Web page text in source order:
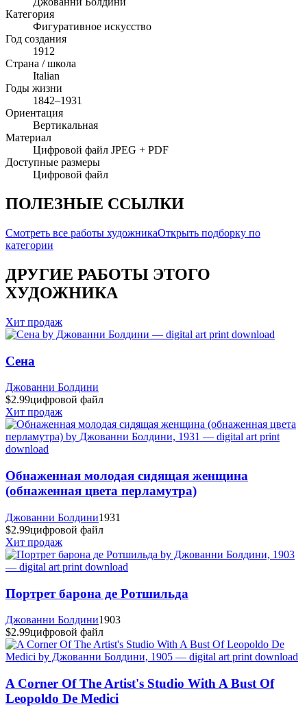
Категория
Фигуративное искусство
Год создания
1912
Страна / школа
Italian
Годы жизни
1842–1931
Ориентация
Вертикальная
Материал
Цифровой файл JPEG + PDF
Доступные размеры
Цифровой файл
ПОЛЕЗНЫЕ ССЫЛКИ
Смотреть все работы художникаОткрыть подборку по
категории
ДРУГИЕ РАБОТЫ ЭТОГО
ХУДОЖНИКА
Хит продаж
Сена
Джованни Болдини
$2.99цифровой файл
Хит продаж
Обнаженная молодая сидящая женщина
(обнаженная цвета перламутра)
Джованни Болдини1931
$2.99цифровой файл
Хит продаж
Портрет барона де Ротшильда
Джованни Болдини1903
$2.99цифровой файл
A Corner Of The Artist's Studio With A Bust Of
Leopoldo De Medici